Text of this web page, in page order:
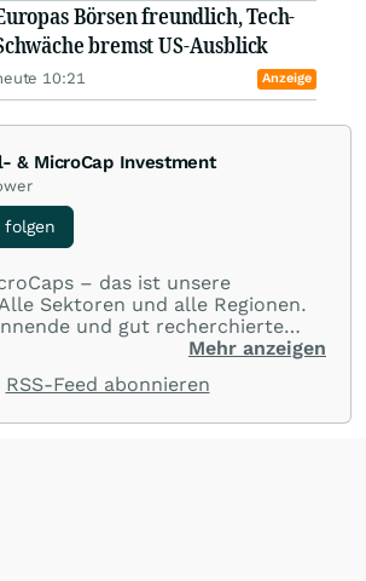
Börsen freundlich, Tech-
bremst US-Ausblick
10:21 Anzeige
& MicroCap Investment
– das ist unsere
Sektoren und alle Regionen.
und gut recherchierte
und marktbezogene
in der Branche und
Mehr anzeigen
RSS-Feed abonnieren